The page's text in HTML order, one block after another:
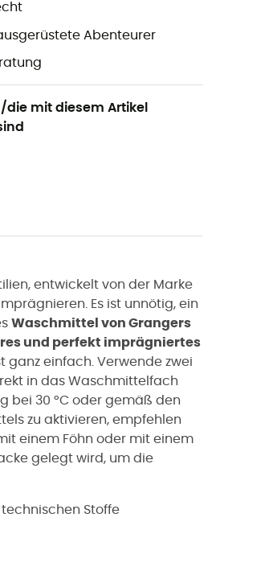
Abenteurer
die mit diesem Artikel
entwickelt von der Marke
Es ist unnötig, ein
Waschmittel von Grangers
und perfekt imprägniertes
ganz einfach. Verwende zwei
in das Waschmittelfach
bei 30 °C oder gemäß den
zu aktivieren, empfehlen
einem Föhn oder mit einem
gelegt wird, um die
Stoffe